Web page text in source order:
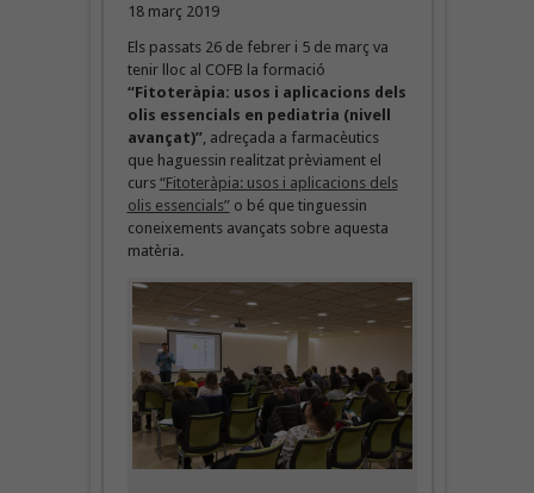
18 març 2019
Els passats 26 de febrer i 5 de març va
tenir lloc al COFB la formació
“Fitoteràpia: usos i aplicacions dels
olis essencials en pediatria (nivell
avançat)”, adreçada a farmacèutics
que haguessin realitzat prèviament el
curs “Fitoteràpia: usos i aplicacions dels
olis essencials”o bé que tinguessin
coneixements avançats sobre aquesta
matèria.